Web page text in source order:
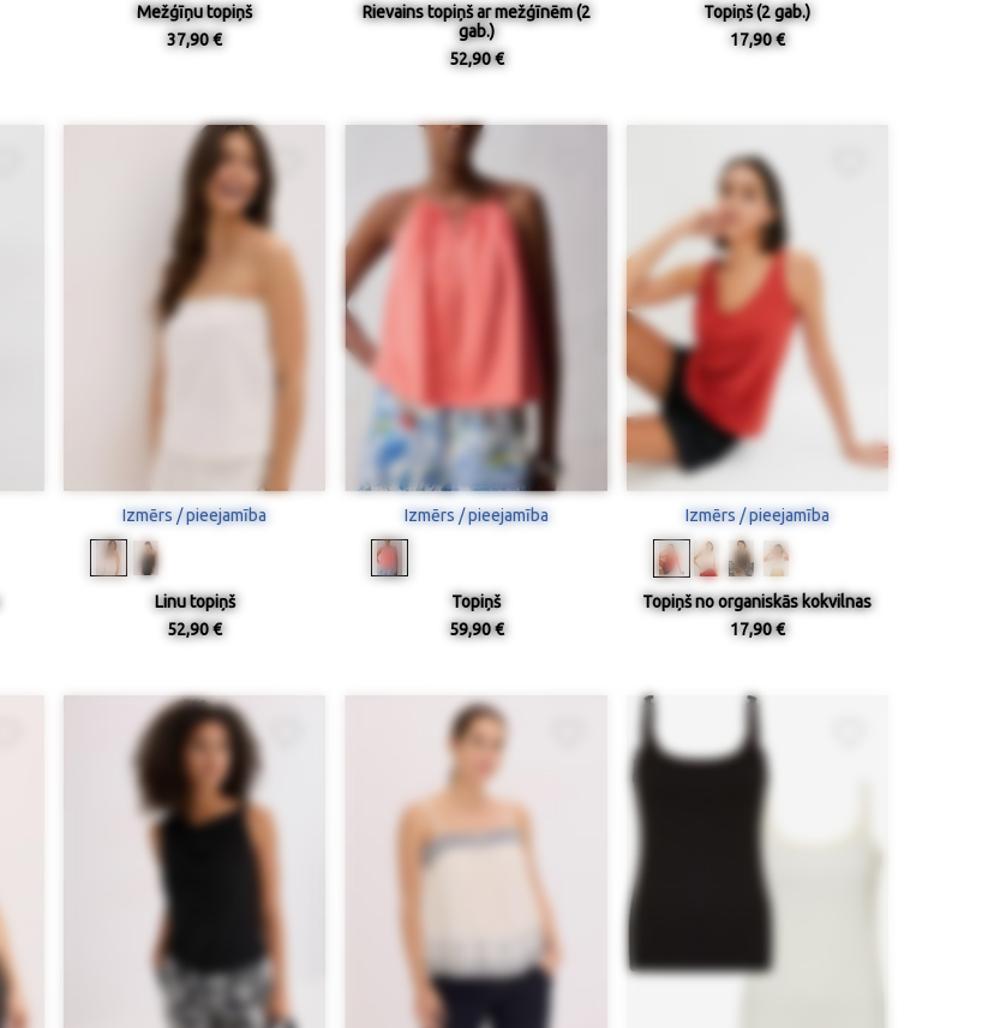
Mežģīņu topiņš
37,90 €
Rievains topiņš ar mežģīnēm (2
gab.)
52,90 €
Topiņš (2 gab.)
17,90 €
Izmērs / pieejamība
Linu topiņš
52,90 €
Izmērs / pieejamība
Topiņš
59,90 €
Izmērs / pieejamība
Topiņš no organiskās kokvilnas
17,90 €